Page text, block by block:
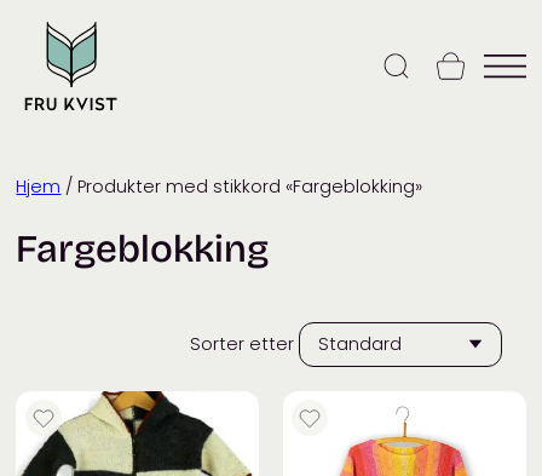
content
Hjem / Produkter med stikkord «Fargeblokking»
Fargeblokking
Sorter etter